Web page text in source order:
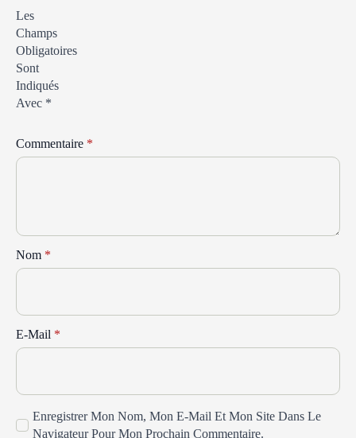
Les
Champs
Obligatoires
Sont
Indiqués
Avec *
Commentaire *
Nom *
E-Mail *
Enregistrer Mon Nom, Mon E-Mail Et Mon Site Dans Le
Navigateur Pour Mon Prochain Commentaire.